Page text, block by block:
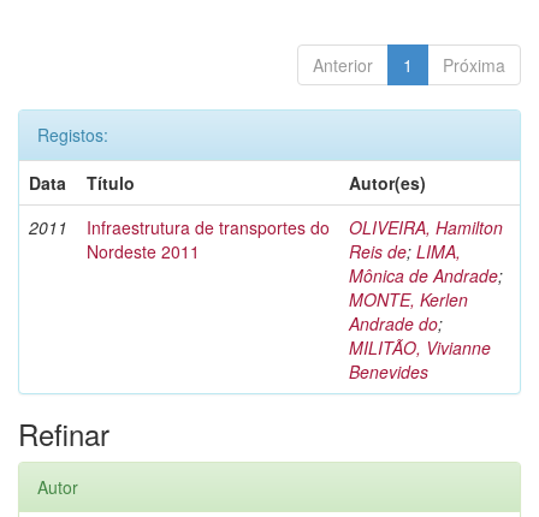
Anterior 1 Próxima
Registos:
Data
Título
Autor(es)
2011
Infraestrutura de transportes do
Nordeste 2011
OLIVEIRA, Hamilton
Reis de; LIMA,
Mônica de Andrade;
MONTE, Kerlen
Andrade do;
MILITÃO, Vivianne
Benevides
Refinar
Autor